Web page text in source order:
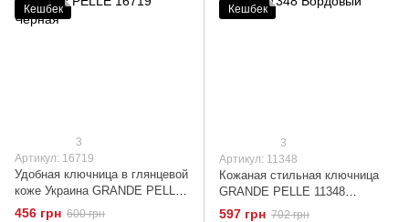
Кешбек
3
Артикул: 16719
Удобная ключница в глянцевой
коже Украина GRANDE PELLE
16719 Черная
456 грн 600 грн
Кешбек
3
Артикул: 11348
Кожаная стильная ключница
GRANDE PELLE 11348
Бордовый
597 грн 702 грн